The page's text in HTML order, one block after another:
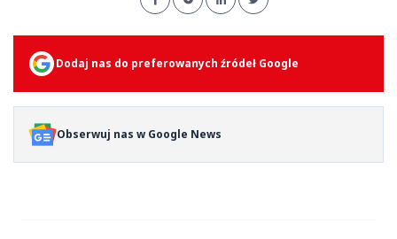
Dodaj nas do preferowanych źródeł Google
Obserwuj nas w Google News